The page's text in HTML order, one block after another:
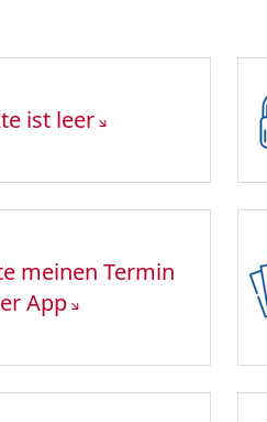
ist leer
meinen Termin
App